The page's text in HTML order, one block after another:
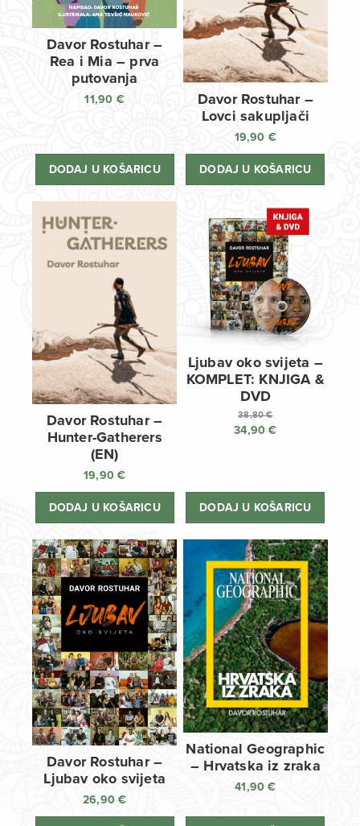
Davor Rostuhar –
Rea i Mia – prva
putovanja
11,90 €
DODAJ U KOŠARICU
Davor Rostuhar –
Lovci sakupljači
19,90 €
DODAJ U KOŠARICU
Davor Rostuhar –
Hunter-Gatherers
(EN)
19,90€
DODAJ U KOŠARICU
Ljubav oko svijeta –
KOMPLET: KNJIGA &
DVD
38,80€
Izvorna
38,80 €.
34,90€
34,90 €.
DODAJ U KOŠARICU
Davor Rostuhar –
Ljubav oko svijeta
26,90€
National Geographic
– Hrvatska iz zraka
41,90€